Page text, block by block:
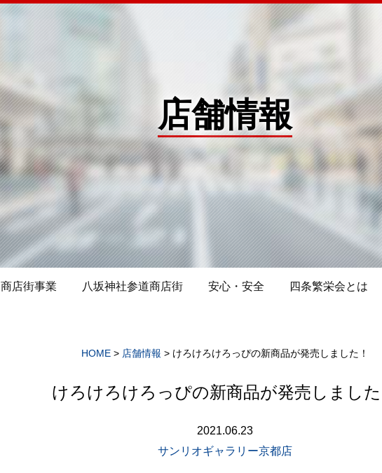
店舗情報
商店街事業 八坂神社参道商店街 安心・安全 四条繁栄会とは
HOME > 店舗情報 > けろけろけろっぴの新商品が発売しました！
けろけろけろっぴの新商品が発売しまし
2021.06.23
サンリオギャラリー京都店